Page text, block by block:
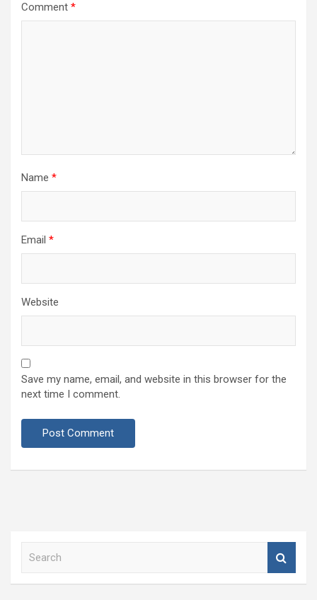
Comment *
Name *
Email *
Website
Save my name, email, and website in this browser for the
next time I comment.